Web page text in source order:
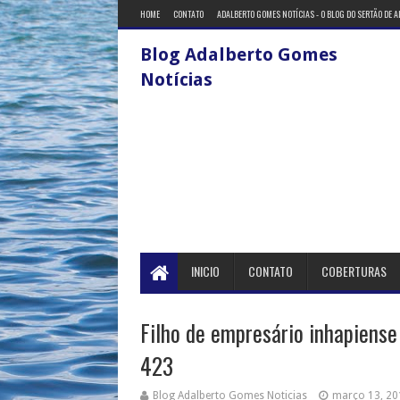
HOME CONTATO ADALBERTO GOMES NOTÍCIAS - O BLOG DO SERTÃO DE
Blog Adalberto Gomes
Notícias
INICIO CONTATO COBERTURAS
Filho de empresário
423
Blog Adalberto Gomes Noticias março 13,